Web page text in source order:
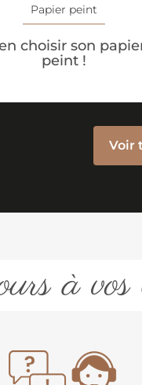
Papier peint
choisir son
peint !
Voir
à vos